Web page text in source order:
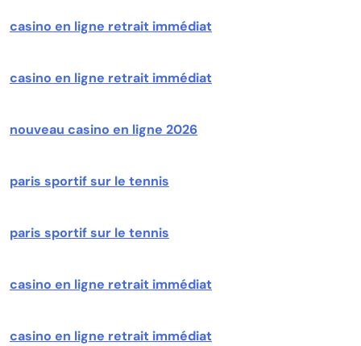
casino en ligne retrait immédiat
casino en ligne retrait immédiat
nouveau casino en ligne 2026
paris sportif sur le tennis
paris sportif sur le tennis
casino en ligne retrait immédiat
casino en ligne retrait immédiat